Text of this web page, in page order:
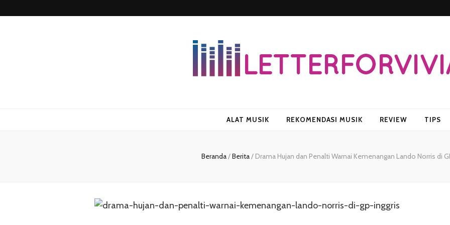
ALAT MUSIK REKOMENDASI MUSIK REVIEW TIPS
Beranda/Berita/ Drama Hujan dan Penalti Warnai Kemenangan Lando Norris di